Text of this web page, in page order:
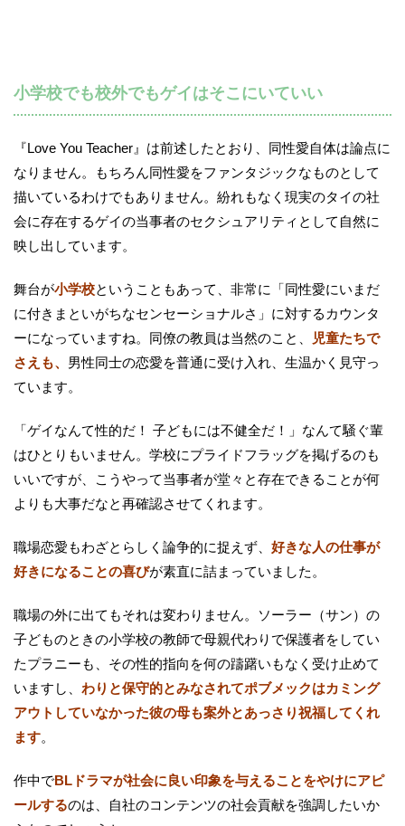
小学校でも校外でもゲイはそこにいていい
『Love You Teacher』は前述したとおり、同性愛自体は論点に
なりません。もちろん同性愛をファンタジックなものとして
描いているわけでもありません。紛れもなく現実のタイの社
会に存在するゲイの当事者のセクシュアリティとして自然に
映し出しています。
舞台が小学校ということもあって、非常に「同性愛にいまだ
に付きまといがちなセンセーショナルさ」に対するカウンタ
ーになっていますね。同僚の教員は当然のこと、
児童たちで
さえも、 男性同士の恋愛を普通に受け入れ、生温かく見守っ
ています。
「ゲイなんて性的だ！ 子どもには不健全だ！」なんて騒ぐ輩
はひとりもいません。学校にプライドフラッグを掲げるのも
いいですが、こうやって当事者が堂々と存在できることが何
よりも大事だなと再確認させてくれます。
職場恋愛もわざとらしく論争的に捉えず、 好きな人の仕事が
好きになることの喜びが素直に詰まっていました。
職場の外に出てもそれは変わりません。ソーラー（サン）の
子どものときの小学校の教師で母親代わりで保護者をしてい
たプラニーも、その性的指向を何の躊躇いもなく受け止めて
いますし、 わりと保守的とみなされてポブメックはカミング
アウトしていなかった彼の母も案外とあっさり祝福してくれ
ます。
作中でBLドラマが社会に良い印象を与えることをやけにアピ
ールするのは、自社のコンテンツの社会貢献を強調したいか